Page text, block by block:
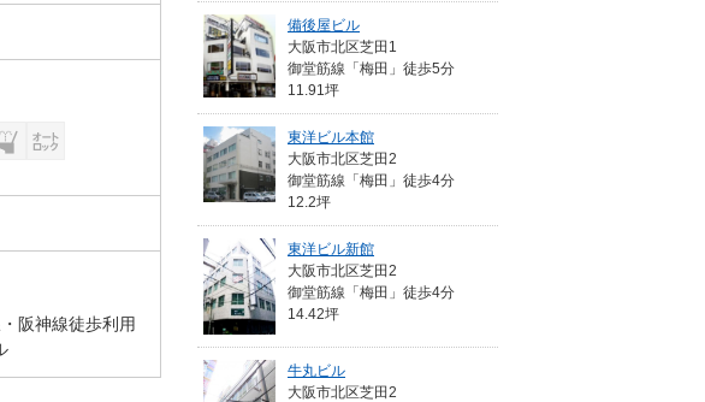
阪神線徒歩利用
備後屋ビル
大阪市北区芝田1
御堂筋線「梅田」徒歩5分
11.91坪
東洋ビル本館
大阪市北区芝田2
御堂筋線「梅田」徒歩4分
12.2坪
東洋ビル新館
大阪市北区芝田2
御堂筋線「梅田」徒歩4分
14.42坪
牛丸ビル
大阪市北区芝田2